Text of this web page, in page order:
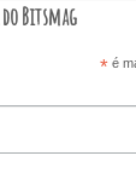
Bitsmag
*é